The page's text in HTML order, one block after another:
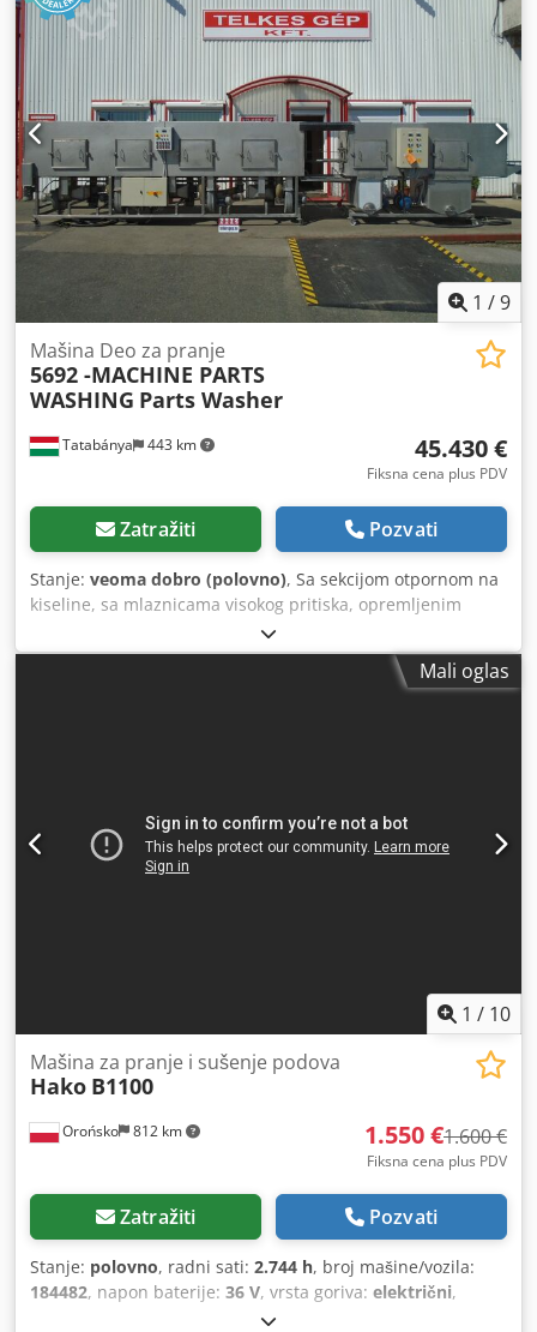
1 /9
Tatabánya 443 km
Mašina Deo za pranje
5692 -MACHINE PARTS
WASHING Parts Washer
45.430 €
Fiksna cena plus PDV
Zatražiti Pozvati
Stanje: veoma dobro (polovno), Sa sekcijom otpornom na
kiseline, sa mlaznicama visokog pritiska, opremljenim
transporterom Ukupna veličina: 9,5 k 1,15 k 1,9 m Veličina
otvaranja: 530 k 250 mm Rezervoar za hemikalije
(zagrevan): KSNUMKSm³ Rezervoar za ispiranje (zagrejan):
Mali oglas
1 / 10
Orońsko 812 km
Mašina za pranje i sušenje podova
Hako B1100
1.550 €1.600 €
Fiksna cena plus PDV
Zatražiti Pozvati
Stanje: polovno, radni sati: 2.744 h, broj mašine/vozila:
184482, napon baterije: 36 V, vrsta goriva: električni,
184482 Codpfxoyyk Tnj Ac Deha Serijski broj: 758002 7